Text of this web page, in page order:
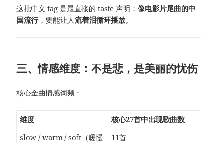
这批中文 tag 是最直接的 taste 声明：像电影片尾曲的中
国流行，要能让人流着泪循环播放。
三、情感维度：不是悲，是美丽的忧伤
核心金曲情感词频：
维度
核心27首中出现歌曲数
slow / warm / soft（暖慢
11首